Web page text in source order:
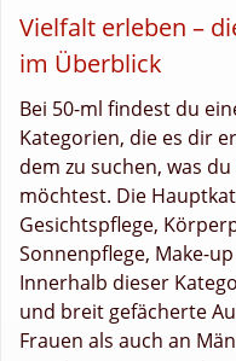
Vielfalt erleben –
im Überblick
Bei 50-ml findest du
Kategorien, die es dir
dem zu suchen, was
möchtest. Die
Gesichtspflege,
Sonnenpflege, Make-
Innerhalb dieser
und breit gefächerte
Frauen als auch an